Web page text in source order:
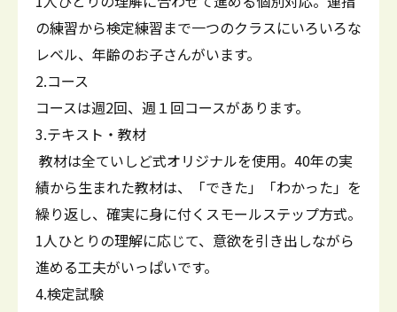
の練習から検定練習まで一つのクラスにいろいろな
レベル、年齢のお子さんがいます。
2.コース
コースは週2回、週１回コースがあります。
3.テキスト・教材
教材は全ていしど式オリジナルを使用。40年の実
績から生まれた教材は、「できた」「わかった」を
繰り返し、確実に身に付くスモールステップ方式。
1人ひとりの理解に応じて、意欲を引き出しながら
進める工夫がいっぱいです。
4.検定試験